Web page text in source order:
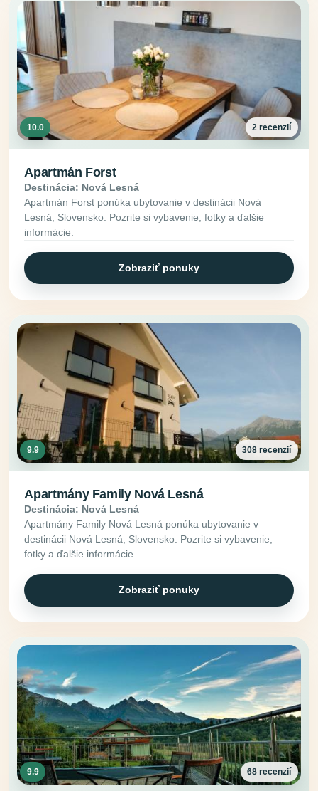
10.0 2 recenzií
Apartmán Forst
Destinácia: Nová Lesná
Apartmán Forst ponúka ubytovanie v destinácii Nová
Lesná, Slovensko. Pozrite si vybavenie, fotky a ďalšie
informácie.
Zobraziť ponuky
9.9 308 recenzií
Apartmány Family Nová Lesná
Destinácia: Nová Lesná
Apartmány Family Nová Lesná ponúka ubytovanie v
destinácii Nová Lesná, Slovensko. Pozrite si vybavenie,
fotky a ďalšie informácie.
Zobraziť ponuky
9.9 68 recenzií